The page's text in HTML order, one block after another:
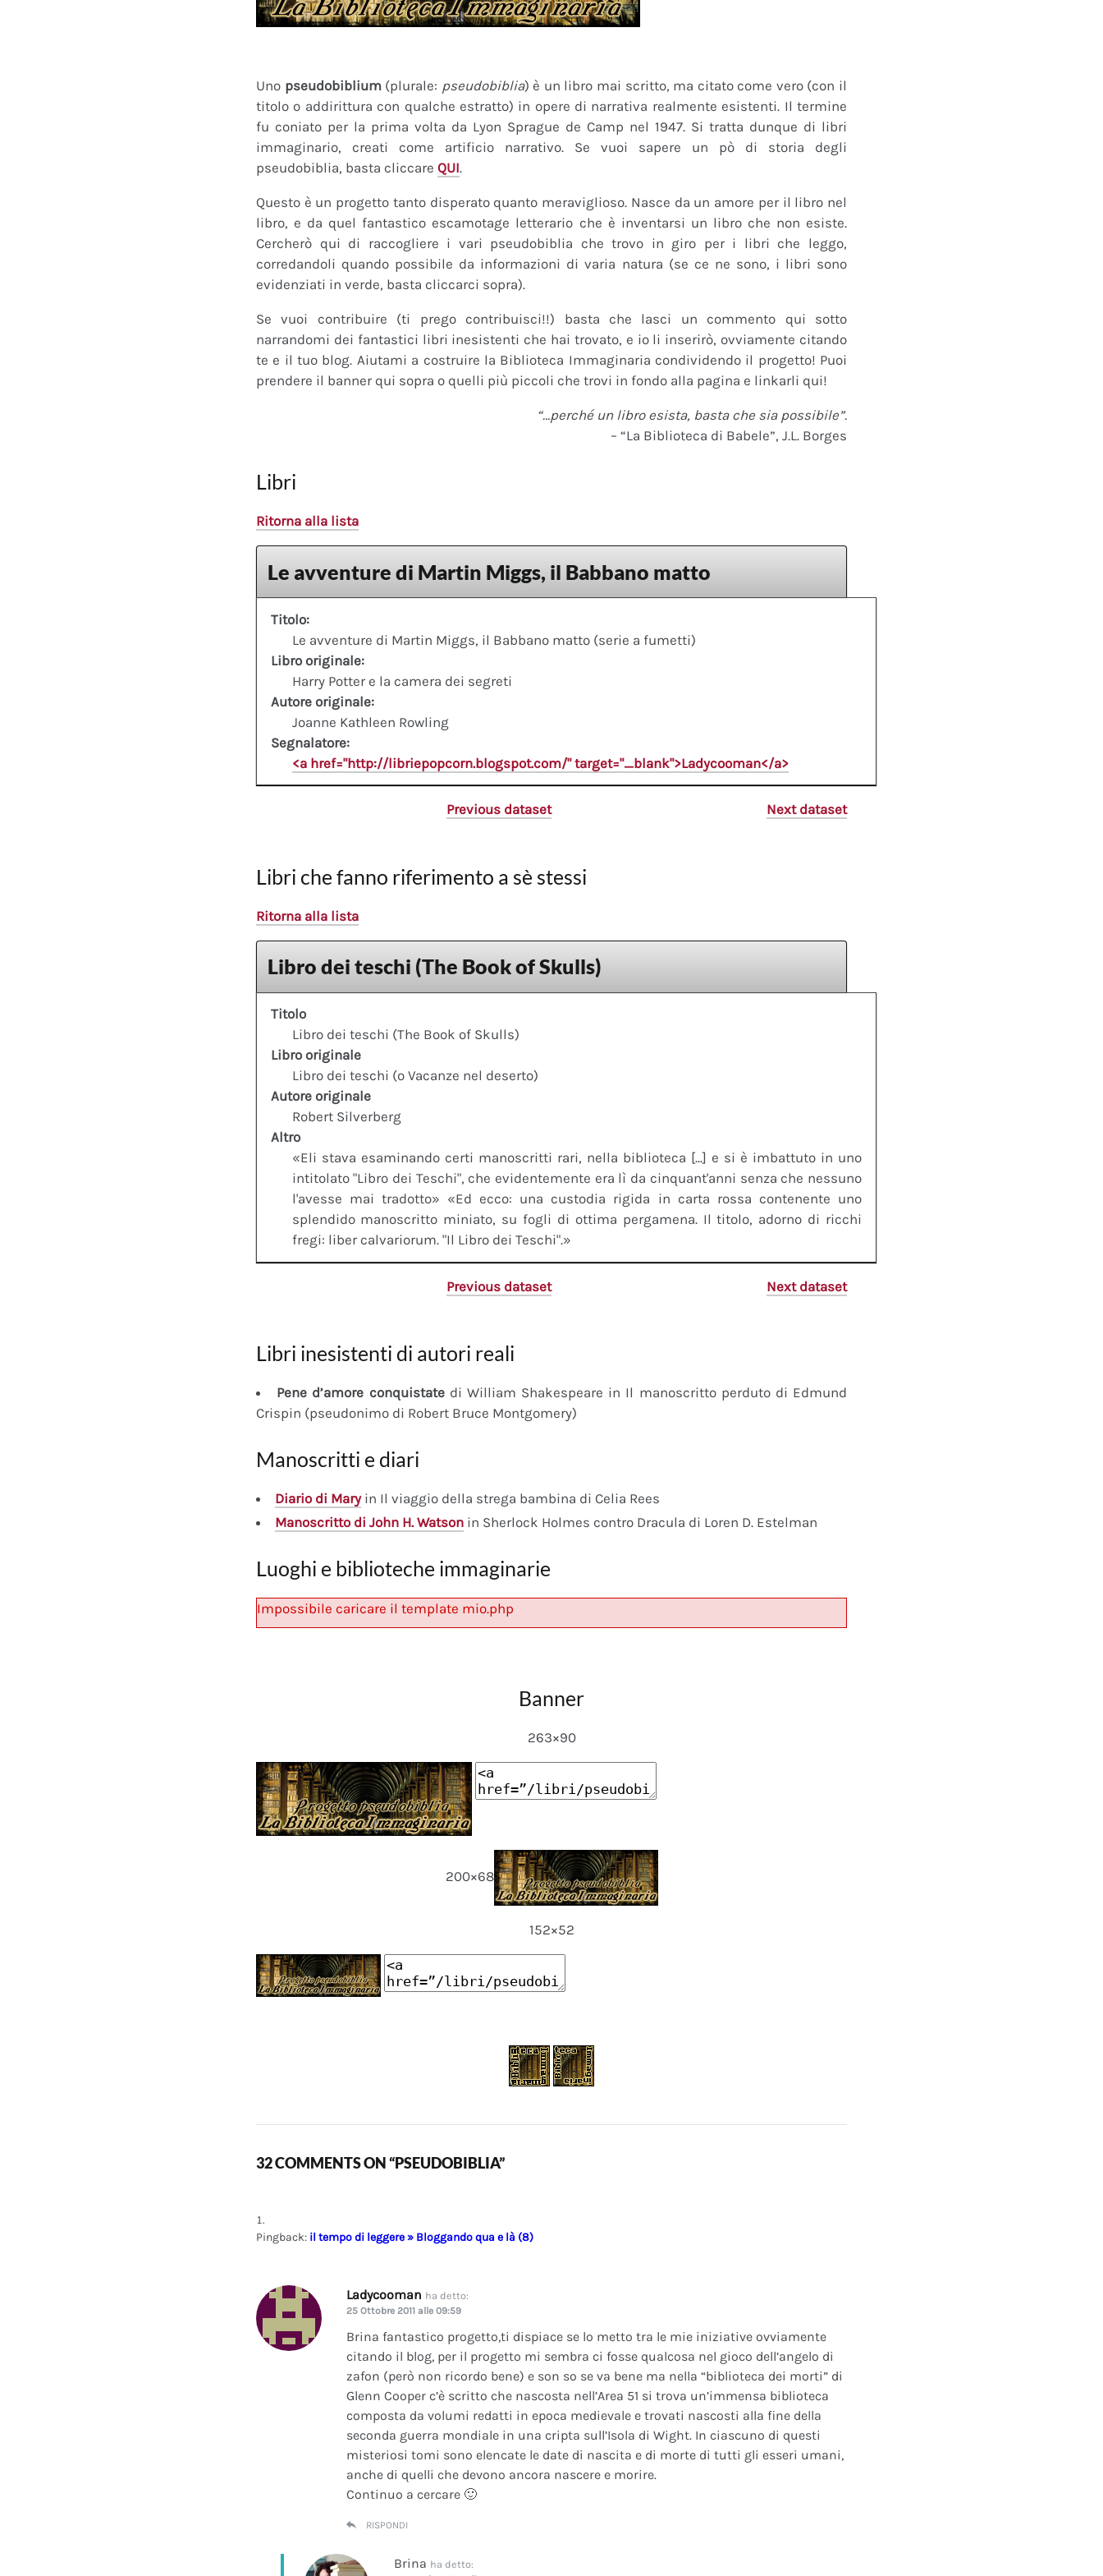
Uno pseudobiblium(plurale: pseudobiblia) è un libro mai scritto, ma citato come vero (con il
titolo o addirittura con qualche estratto) in opere di narrativa realmente esistenti. Il termine
fu coniato per la prima volta da Lyon Sprague de Camp nel 1947. Si tratta dunque di libri
immaginario, creati come artificio narrativo. Se vuoi sapere un pò di storia degli
pseudobiblia, basta cliccare QUI.
Questo è un progetto tanto disperato quanto meraviglioso. Nasce da un amore per il libro nel
libro, e da quel fantastico escamotage letterario che è inventarsi un libro che non esiste.
Cercherò qui di raccogliere i vari pseudobiblia che trovo in giro per i libri che leggo,
corredandoli quando possibile da informazioni di varia natura (se ce ne sono, i libri sono
evidenziati in verde, basta cliccarci sopra).
Se vuoi contribuire (ti prego contribuisci!!) basta che lasci un commento qui sotto
narrandomi dei fantastici libri inesistenti che hai trovato, e io li inserirò, ovviamente citando
te e il tuo blog. Aiutami a costruire la Biblioteca Immaginaria condividendo il progetto! Puoi
prendere il banner qui sopra o quelli più piccoli che trovi in fondo alla pagina e linkarli qui!
“…perché un libro esista, basta che sia possibile”.
– “La Biblioteca di Babele”, J.L. Borges
Libri
Ritorna alla lista
Le avventure di Martin Miggs, il Babbano matto
Titolo:
Le avventure di Martin Miggs, il Babbano matto (serie a fumetti)
Libro originale:
Harry Potter e la camera dei segreti
Autore originale:
Joanne Kathleen Rowling
Segnalatore:
<a href="http://libriepopcorn.blogspot.com/" target="_blank">Ladycooman</a>
Previous dataset Next dataset
Libri che fanno riferimento a sè stessi
Ritorna alla lista
Libro dei teschi (The Book of Skulls)
Titolo
Libro dei teschi (The Book of Skulls)
Libro originale
Libro dei teschi (o Vacanze nel deserto)
Autore originale
Robert Silverberg
Altro
«Eli stava esaminando certi manoscritti rari, nella biblioteca [...] e si è imbattuto in uno
intitolato "Libro dei Teschi", che evidentemente era lì da cinquant'anni senza che nessuno
l'avesse mai tradotto» «Ed ecco: una custodia rigida in carta rossa contenente uno
splendido manoscritto miniato, su fogli di ottima pergamena. Il titolo, adorno di ricchi
fregi: liber calvariorum. "Il Libro dei Teschi".»
Previous dataset Next dataset
Libri inesistenti di autori reali
Pene d’amore conquistatedi William Shakespeare in Il manoscritto perduto di Edmund
Crispin (pseudonimo di Robert Bruce Montgomery)
Manoscritti e diari
Diario di Maryin Il viaggio della strega bambina di Celia Rees
Manoscritto di John H. Watson in Sherlock Holmes contro Dracula di Loren D. Estelman
Luoghi e biblioteche immaginarie
Impossibile caricare il template mio.php
Banner
263×90
200×68
152×52
32 COMMENTS ON “PSEUDOBIBLIA”
Pingback: il tempo di leggere » Bloggando qua e là (8)
Ladycooman ha detto:
25 Ottobre 2011 alle 09:59
Brina fantastico progetto,ti dispiace se lo metto tra le mie iniziative ovviamente
citando il blog, per il progetto mi sembra ci fosse qualcosa nel gioco dell’angelo di
zafon (però non ricordo bene) e son so se va bene ma nella “biblioteca dei morti” di
Glenn Cooper c’è scritto che nascosta nell’Area 51 si trova un’immensa biblioteca
composta da volumi redatti in epoca medievale e trovati nascosti alla fine della
seconda guerra mondiale in una cripta sull’Isola di Wight. In ciascuno di questi
misteriosi tomi sono elencate le date di nascita e di morte di tutti gli esseri umani,
anche di quelli che devono ancora nascere e morire.
Continuo a cercare 🙂
RISPONDI
Brina ha detto: